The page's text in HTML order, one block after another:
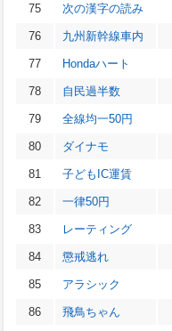
75 次の漢字の読み
76 九州新幹線車内
77 Hondaハート
78 自民過半数
79 全線均一50円
80 ダイナモ
81 子どもIC運賃
82 一律50円
83 レーティング
84 懲戒逃れ
85 アラシック
86 飛鳥ちゃん